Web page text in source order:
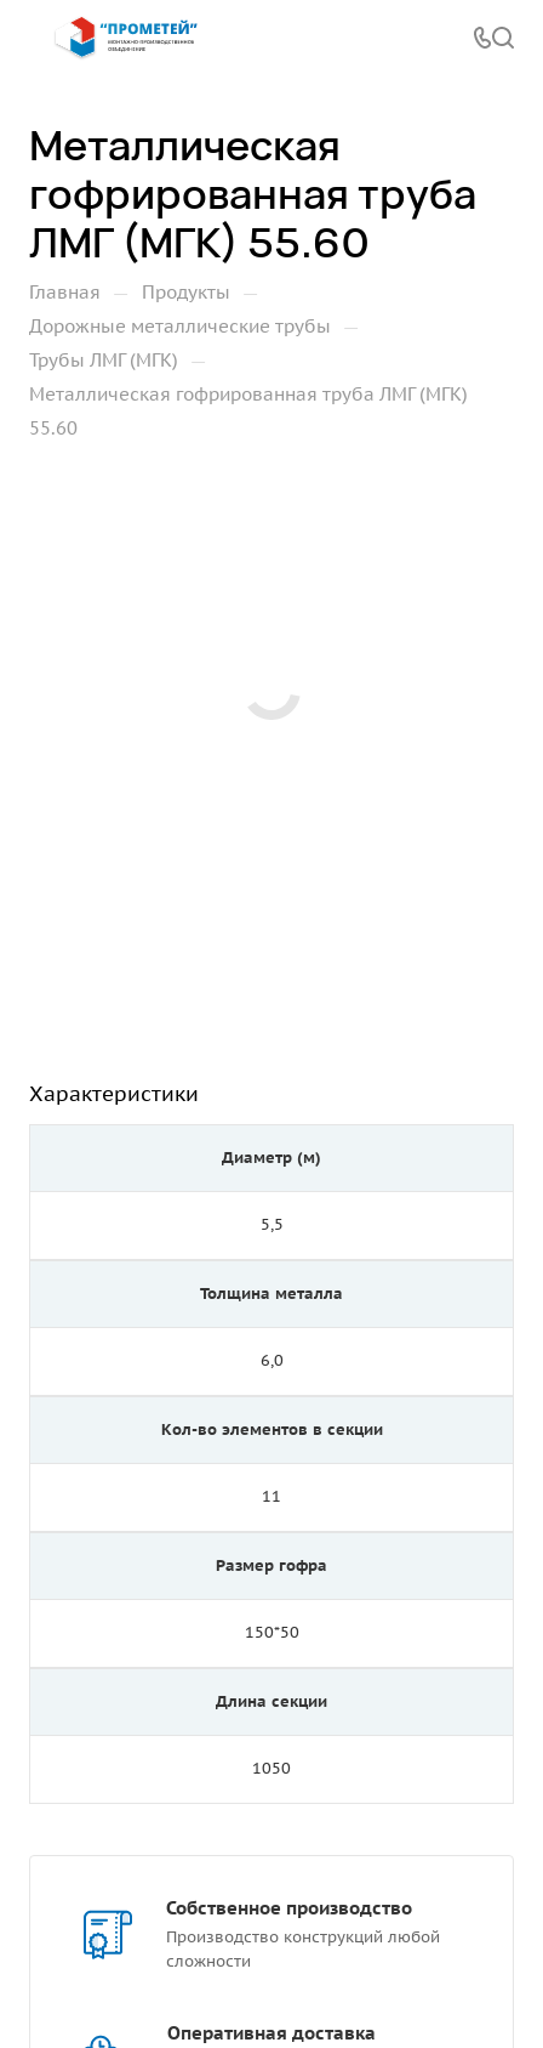
Металлическая
гофрированная труба
ЛМГ (МГК) 55.60
Главная — Продукты —
Дорожные металлические трубы —
Трубы ЛМГ (МГК) —
Металлическая гофрированная труба ЛМГ (МГК)
55.60
Характеристики
Диаметр (м)
5,5
Толщина металла
6,0
Кол-во элементов в секции
11
Размер гофра
150*50
Длина секции
1050
Собственное производство
Производство конструкций любой
сложности
Оперативная доставка